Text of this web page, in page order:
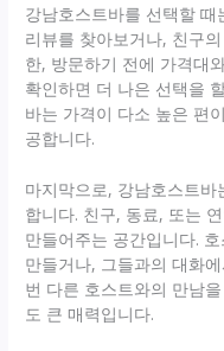
강남호스트바를 선택할
리뷰를 찾아보거나, 친구
한, 방문하기 전에 가격대
확인하면 더 나은 선택을
바는 가격이 다소 높은 편
공합니다.
마지막으로, 강남호스트
합니다. 친구, 동료, 또는
만들어주는 공간입니다.
만들거나, 그들과의 대화
번 다른 호스트와의 만남
도 큰 매력입니다.